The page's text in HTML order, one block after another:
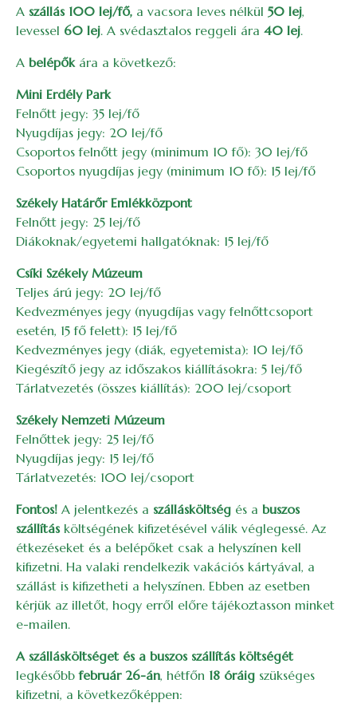
A szállás 100 lej/fő, a vacsora leves nélkül 50 lej,
levessel 60 lej. A svédasztalos reggeli ára 40 lej.
A belépőkára a következő:
Mini Erdély Park
Felnőtt jegy: 35 lej/fő
Nyugdíjas jegy: 20 lej/fő
Csoportos felnőtt jegy (minimum 10 fő): 30 lej/fő
Csoportos nyugdíjas jegy (minimum 10 fő): 15 lej/fő
Székely Határőr Emlékközpont
Felnőtt jegy: 25 lej/fő
Diákoknak/egyetemi hallgatóknak: 15 lej/fő
Csíki Székely Múzeum
Teljes árú jegy: 20 lej/fő
Kedvezményes jegy (nyugdíjas vagy felnőttcsoport
esetén, 15 fő felett): 15 lej/fő
Kedvezményes jegy (diák, egyetemista): 10 lej/fő
Kiegészítő jegy az időszakos kiállításokra: 5 lej/fő
Tárlatvezetés (összes kiállítás): 200 lej/csoport
Székely Nemzeti Múzeum
Felnőttek jegy: 25 lej/fő
Nyugdíjas jegy: 15 lej/fő
Tárlatvezetés: 100 lej/csoport
Fontos! A jelentkezés a szállásköltség és a buszos
szállításköltségének kifizetésével válik véglegessé. Az
étkezéseket és a belépőket csak a helyszínen kell
kifizetni. Ha valaki rendelkezik vakációs kártyával, a
szállást is kifizetheti a helyszínen. Ebben az esetben
kérjük az illetőt, hogy erről előre tájékoztasson minket
e-mailen.
A szállásköltséget és a buszos szállítás költségét
legkésőbbfebruár 26-án, hétfőn 18 óráig szükséges
kifizetni, a következőképpen: